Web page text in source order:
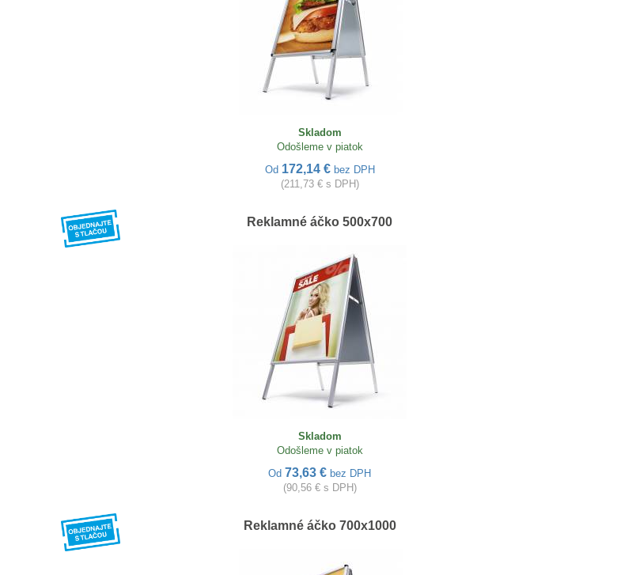
Skladom
Odošleme v piatok
Od 172,14 € bez DPH
(211,73 € s DPH)
Reklamné áčko 500x700
Skladom
Odošleme v piatok
Od 73,63 €bez DPH
(90,56 € s DPH)
Reklamné áčko 700x1000